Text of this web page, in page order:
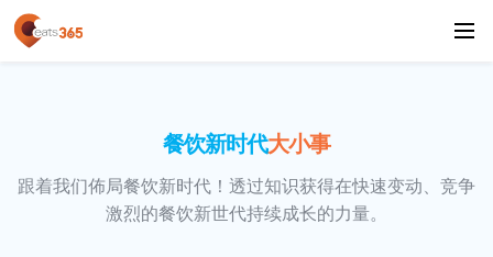
餐饮新时代大小事
跟着我们佈局餐饮新时代！透过知识获得在快速变动、竞争
激烈的餐饮新世代持续成长的力量。